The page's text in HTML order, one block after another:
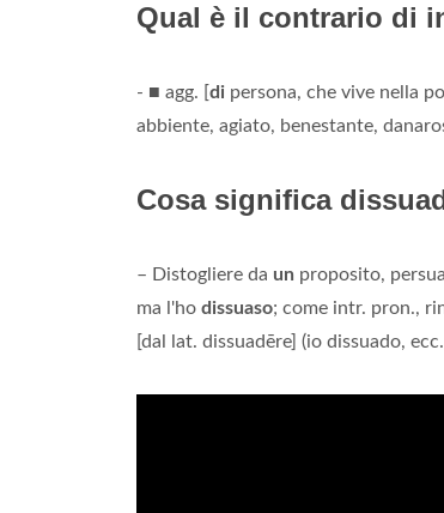
Qual è il contrario di
- ■ agg. [ di persona, che vive nella
abbiente, agiato, benestante,
Cosa significa
– Distogliere da un proposito,
ma l'ho dissuaso; come intr. pron.,
[dal lat. dissuadēre] (io dissuado,